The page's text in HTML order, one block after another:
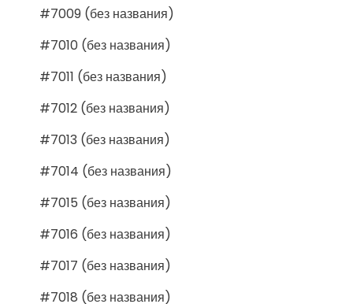
#7009 (без названия)
#7010 (без названия)
#7011 (без названия)
#7012 (без названия)
#7013 (без названия)
#7014 (без названия)
#7015 (без названия)
#7016 (без названия)
#7017 (без названия)
#7018 (без названия)